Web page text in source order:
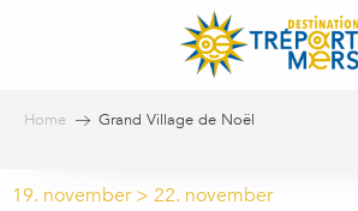
Home Grand Village de Noël
19. november > 22. november